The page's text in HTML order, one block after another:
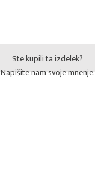
Ste kupili ta izdelek?
Napišite nam svoje mnenje.